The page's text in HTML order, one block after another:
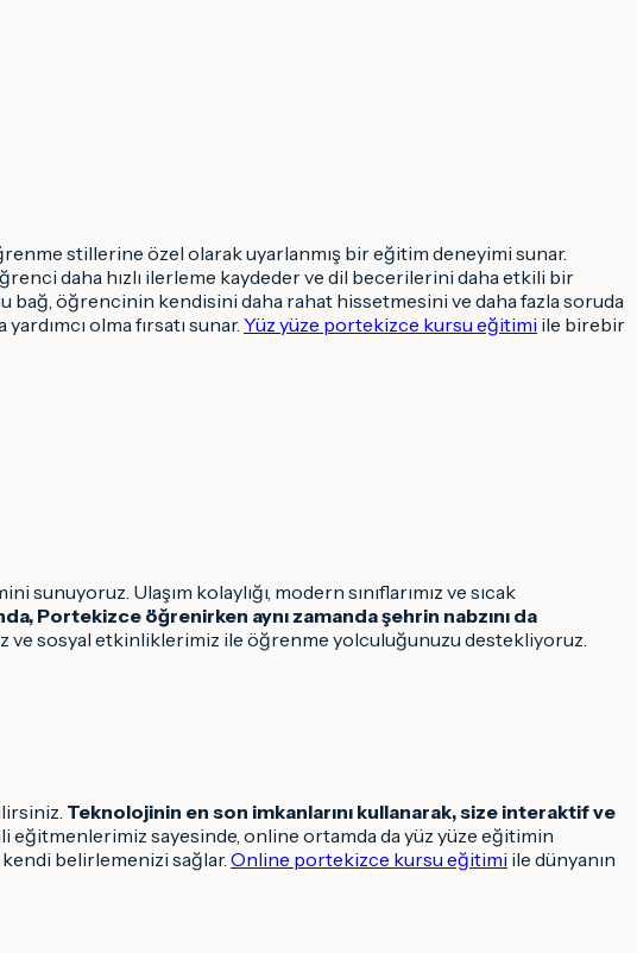
stillerine özel olarak uyarlanmış bir eğitim deneyimi sunar.
daha hızlı ilerleme kaydeder ve dil becerilerini daha etkili bir
bağ, öğrencinin kendisini daha rahat hissetmesini ve daha fazla soruda
olma fırsatı sunar. Yüz yüze portekizce kursu eğitimi ile birebir
Ulaşım kolaylığı, modern sınıflarımız ve sıcak
Portekizce öğrenirken aynı zamanda şehrin nabzını da
ve sosyal etkinliklerimiz ile öğrenme yolculuğunuzu destekliyoruz.
Teknolojinin en son imkanlarını kullanarak, size interaktif ve
sayesinde, online ortamda da yüz yüze eğitimin
kendi belirlemenizi sağlar.Online portekizce kursu eğitimi ile dünyanın